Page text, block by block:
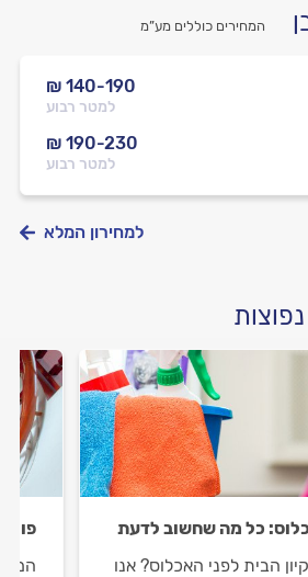
המחירים כוללים מע”מ
₪ 140-190
למטר רבוע
₪ 190-230
למטר רבוע
למחירון המלא
כל מה שחשוב לדעת
הבית לפני האכלוס? אנו